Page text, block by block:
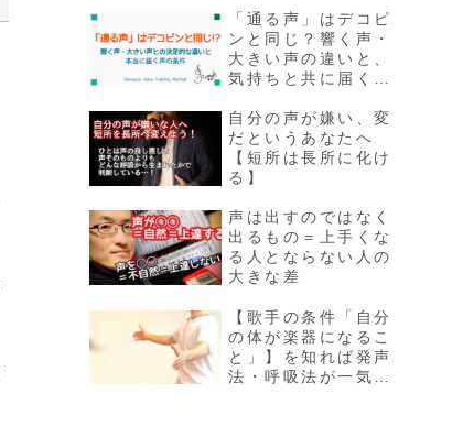
「通る声」はデコピ
ンと同じ？響く声・
大きい声の違いと、
気持ちと共に届く声
自分の声が嫌い、変
だというあなたへ
【短所は長所に化け
る】
声は出すのではなく
出るもの＝上手くな
る人とならない人の
大きな差
【歌手の条件「自分
の体が楽器になるこ
と」】を知れば発声
法・呼吸法が一気に